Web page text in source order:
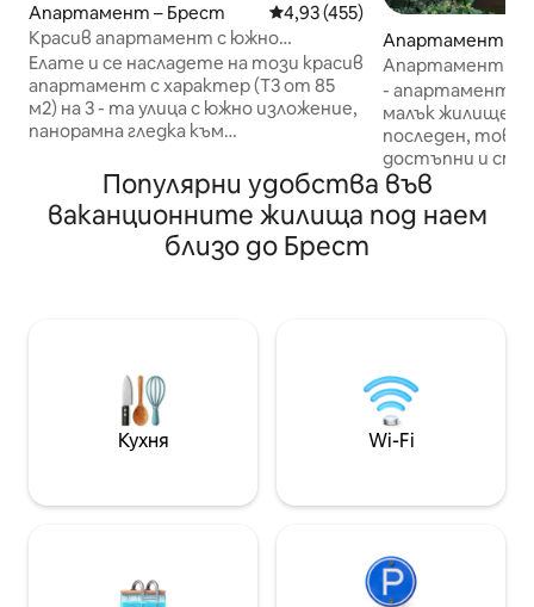
Апартамент – Брест Средна оценка: 4,93 от 5,
4,93 (455)
Красив апартамент с южно
изложение към морето
Елате и се насладете на този красив
апартамент с характер (T3 от 85
м2) на 3 - та улица с южно изложение,
панорамна гледка към
Идеален за служебни пътувания и
туризъм. На 300 м от центъра на
града, трамвай, жп гари . Безплатен
паркинг в подножието на сградата и
околните улици. Автобус до плажа и
да бъде подредена в 160 х 200,
съблекалня. Телевизор, Wi - Fi
Местен велосипед
Апартамент –
Апартамент с
центъра на
- апартаментът е
малък жилищен
последен, това
достъпни и сме
тераса с изглед
зеленчукова
еднопосочна улица - тих
пералня - Баня,
стая - спално бельо - достъп до
градината
Популярни удобства във
ваканционните жилища под наем
близо до Брест
Кухня Wi-Fi